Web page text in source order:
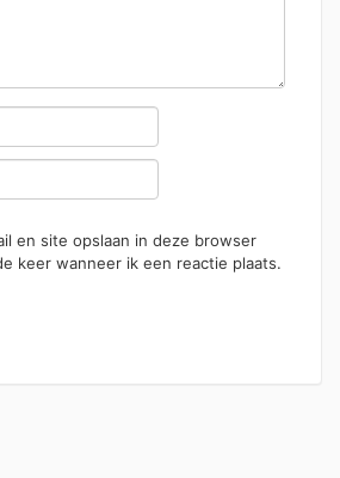
en site opslaan in deze browser
keer wanneer ik een reactie plaats.